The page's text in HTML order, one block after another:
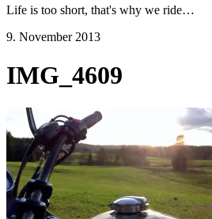
Life is too short, that's why we ride…
9. November 2013
IMG_4609